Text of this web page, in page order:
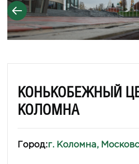
КОНЬКОБЕЖНЫЙ
КОЛОМНА
Город:г. Коломна,